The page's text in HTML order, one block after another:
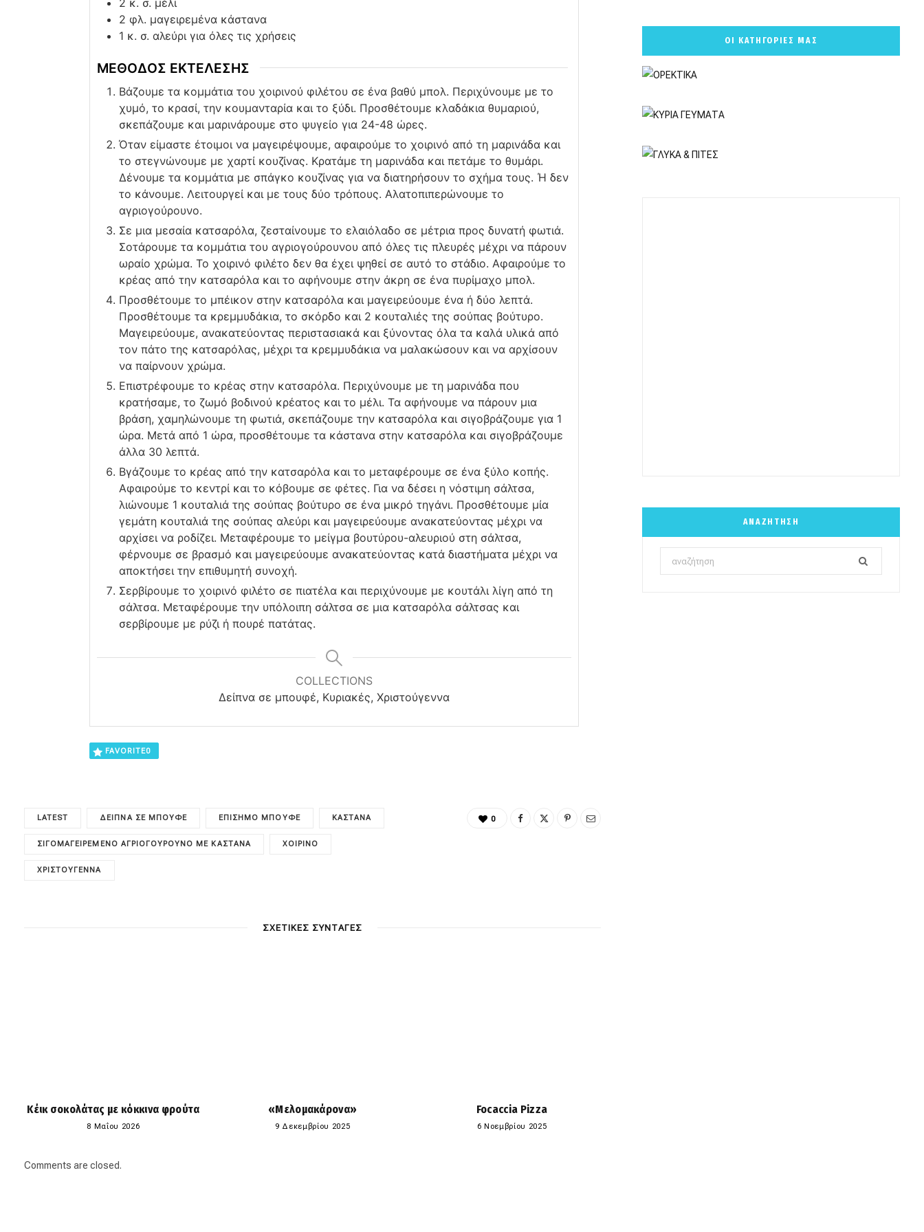
2 φλ. μαγειρεμένα κάστανα
1 κ. σ. αλεύρι για όλες τις χρήσεις
ΜΕΘΟΔΟΣ ΕΚΤΕΛΕΣΗΣ
Βάζουμε τα κομμάτια του χοιρινού φιλέτου σε ένα βαθύ μπολ. Περιχύνουμε με το
χυμό, το κρασί, την κουμανταρία και το ξύδι. Προσθέτουμε κλαδάκια θυμαριού,
σκεπάζουμε και μαρινάρουμε στο ψυγείο για 24-48 ώρες.
Όταν είμαστε έτοιμοι να μαγειρέψουμε, αφαιρούμε το χοιρινό από τη μαρινάδα και
το στεγνώνουμε με χαρτί κουζίνας. Κρατάμε τη μαρινάδα και πετάμε το θυμάρι.
Δένουμε τα κομμάτια με σπάγκο κουζίνας για να διατηρήσουν το σχήμα τους. Ή δεν
το κάνουμε. Λειτουργεί και με τους δύο τρόπους. Αλατοπιπερώνουμε το
αγριογούρουνο.
Σε μια μεσαία κατσαρόλα, ζεσταίνουμε το ελαιόλαδο σε μέτρια προς δυνατή φωτιά.
Σοτάρουμε τα κομμάτια του αγριογούρουνου από όλες τις πλευρές μέχρι να πάρουν
ωραίο χρώμα. Το χοιρινό φιλέτο δεν θα έχει ψηθεί σε αυτό το στάδιο. Αφαιρούμε το
κρέας από την κατσαρόλα και το αφήνουμε στην άκρη σε ένα πυρίμαχο μπολ.
Προσθέτουμε το μπέικον στην κατσαρόλα και μαγειρεύουμε ένα ή δύο λεπτά.
Προσθέτουμε τα κρεμμυδάκια, το σκόρδο και 2 κουταλιές της σούπας βούτυρο.
Μαγειρεύουμε, ανακατεύοντας περιστασιακά και ξύνοντας όλα τα καλά υλικά από
τον πάτο της κατσαρόλας, μέχρι τα κρεμμυδάκια να μαλακώσουν και να αρχίσουν
να παίρνουν χρώμα.
Επιστρέφουμε το κρέας στην κατσαρόλα. Περιχύνουμε με τη μαρινάδα που
κρατήσαμε, το ζωμό βοδινού κρέατος και το μέλι. Τα αφήνουμε να πάρουν μια
βράση, χαμηλώνουμε τη φωτιά, σκεπάζουμε την κατσαρόλα και σιγοβράζουμε για 1
ώρα. Μετά από 1 ώρα, προσθέτουμε τα κάστανα στην κατσαρόλα και σιγοβράζουμε
άλλα 30 λεπτά.
Βγάζουμε το κρέας από την κατσαρόλα και το μεταφέρουμε σε ένα ξύλο κοπής.
Αφαιρούμε το κεντρί και το κόβουμε σε φέτες. Για να δέσει η νόστιμη σάλτσα,
λιώνουμε 1 κουταλιά της σούπας βούτυρο σε ένα μικρό τηγάνι. Προσθέτουμε μία
γεμάτη κουταλιά της σούπας αλεύρι και μαγειρεύουμε ανακατεύοντας μέχρι να
αρχίσει να ροδίζει. Μεταφέρουμε το μείγμα βουτύρου-αλευριού στη σάλτσα,
φέρνουμε σε βρασμό και μαγειρεύουμε ανακατεύοντας κατά διαστήματα μέχρι να
αποκτήσει την επιθυμητή συνοχή.
Σερβίρουμε το χοιρινό φιλέτο σε πιατέλα και περιχύνουμε με κουτάλι λίγη από τη
σάλτσα. Μεταφέρουμε την υπόλοιπη σάλτσα σε μια κατσαρόλα σάλτσας και
σερβίρουμε με ρύζι ή πουρέ πατάτας.
COLLECTIONS
Δείπνα σε μπουφέ, Κυριακές, Χριστούγεννα
FAVORITE0
LATEST ΔΕΊΠΝΑ ΣΕ ΜΠΟΥΦΈ ΕΠΊΣΗΜΟ ΜΠΟΥΦΈ ΚΆΣΤΑΝΑ
ΣΙΓΟΜΑΓΕΙΡΕΜΈΝΟ ΑΓΡΙΟΓΟΎΡΟΥΝΟ ΜΕ ΚΆΣΤΑΝΑ ΧΟΙΡΙΝΌ
ΧΡΙΣΤΟΎΓΕΝΝΑ
0
ΣΧΕΤΙΚΕΣ ΣΥΝΤΑΓΕΣ
Κέικ σοκολάτας με κόκκινα φρούτα
8 Μαΐου 2026
«Μελομακάρονα»
9 Δεκεμβρίου 2025
Focaccia Pizza
6 Νοεμβρίου 2025
Comments are closed.
ΟΙ ΚΑΤΗΓΟΡΙΕΣ ΜΑΣ
ΑΝΑΖΉΤΗΣΗ
Search
for: